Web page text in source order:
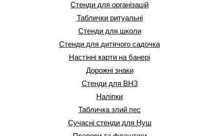
Стенди для організацій
Таблички ритуальні
Стенди для школи
Стенди для дитячого садочка
Настінні карти на банері
Дорожні знаки
Стенди для ВНЗ
Наліпки
Табличка злий пес
Сучасні стенди для Нуш